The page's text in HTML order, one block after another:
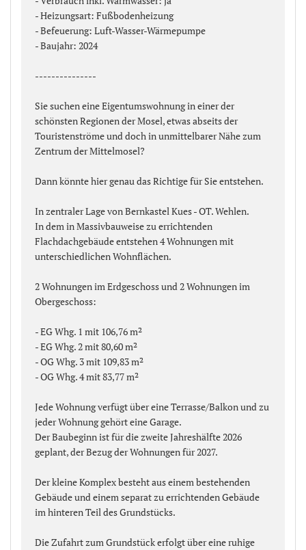
- Heizungsart: Fußbodenheizung
- Befeuerung: Luft-Wasser-Wärmepumpe
- Baujahr: 2024
---------------
Sie suchen eine Eigentumswohnung in einer der
schönsten Regionen der Mosel, etwas abseits der
Touristenströme und doch in unmittelbarer Nähe zum
Zentrum der Mittelmosel?
Dann könnte hier genau das Richtige für Sie entstehen.
In zentraler Lage von Bernkastel Kues - OT. Wehlen.
In dem in Massivbauweise zu errichtenden
Flachdachgebäude entstehen 4 Wohnungen mit
unterschiedlichen Wohnflächen.
2 Wohnungen im Erdgeschoss und 2 Wohnungen im
Obergeschoss:
- EG Whg. 1 mit 106,76 m²
- EG Whg. 2 mit 80,60 m²
- OG Whg. 3 mit 109,83 m²
- OG Whg. 4 mit 83,77 m²
Jede Wohnung verfügt über eine Terrasse/Balkon und zu
jeder Wohnung gehört eine Garage.
Der Baubeginn ist für die zweite Jahreshälfte 2026
geplant, der Bezug der Wohnungen für 2027.
Der kleine Komplex besteht aus einem bestehenden
Gebäude und einem separat zu errichtenden Gebäude
im hinteren Teil des Grundstücks.
Die Zufahrt zum Grundstück erfolgt über eine ruhige